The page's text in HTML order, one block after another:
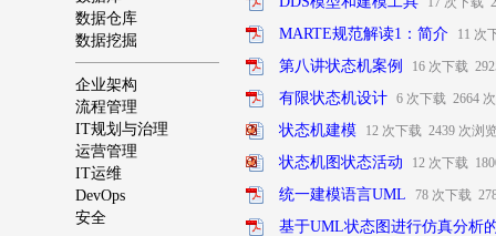
数据仓库
数据挖掘
企业架构
流程管理
IT规划与治理
运营管理
IT运维
DevOps
安全
MARTE规范解读1：简介 11 次
第八讲状态机案例 16 次下载
有限状态机设计 6 次下载 2664
状态机建模 12 次下载 2439 次浏
状态机图状态活动 12 次下载
统一建模语言UML 78 次下载
基于UML状态图进行仿真分析